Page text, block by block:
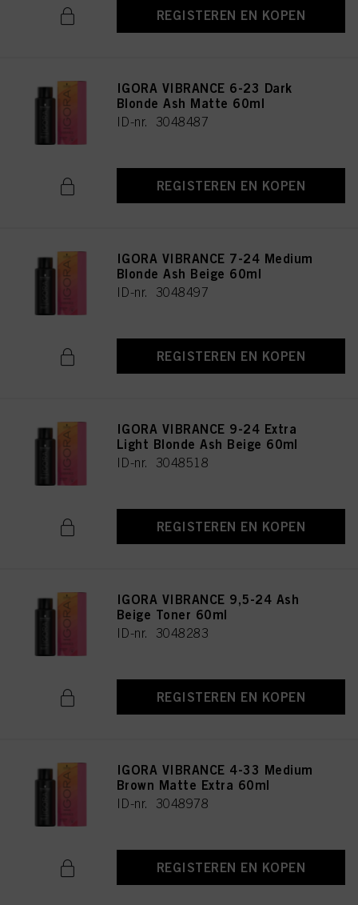
REGISTEREN EN KOPEN
IGORA VIBRANCE 6-23 Dark
Blonde Ash Matte 60ml
ID-nr. 3048487
REGISTEREN EN KOPEN
IGORA VIBRANCE 7-24 Medium
Blonde Ash Beige 60ml
ID-nr. 3048497
REGISTEREN EN KOPEN
IGORA VIBRANCE 9-24 Extra
Light Blonde Ash Beige 60ml
ID-nr. 3048518
REGISTEREN EN KOPEN
IGORA VIBRANCE 9,5-24 Ash
Beige Toner 60ml
ID-nr. 3048283
REGISTEREN EN KOPEN
IGORA VIBRANCE 4-33 Medium
Brown Matte Extra 60ml
ID-nr. 3048978
REGISTEREN EN KOPEN